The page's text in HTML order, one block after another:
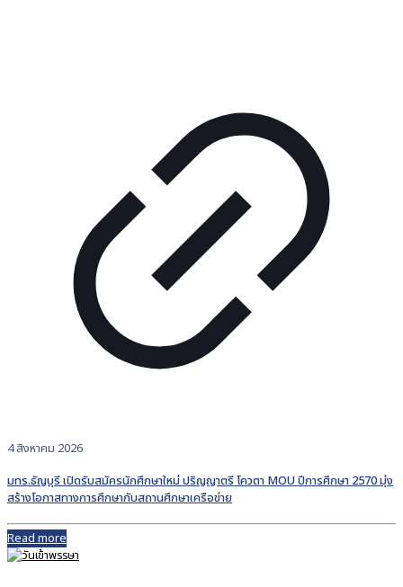
4 สิงหาคม 2026
มทร.ธัญบุรี เปิดรับสมัครนักศึกษาใหม่ ปริญญาตรี โควตา MOU ปีการศึกษา 2570 มุ่ง
สร้างโอกาสทางการศึกษากับสถานศึกษาเครือข่าย
Read more